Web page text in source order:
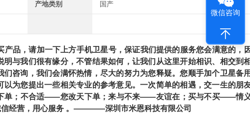
产地类别 国产
，请加一下上方手机卫星号，保证我们提供的服务您会满意的，
与我们很有缘分，不管结果如何，让我们从这里开始相识、相交到
咨询，我们会满怀热情，尽大的努力为您释疑。您顺手加个卫星备
为您提出一些相关专业的参考意见。一次简单的相遇，交一生的朋
单；不合适——您改天下单；来与不来——友谊在；买与不买——情
信经营，用心服务 。————深圳市米恩科技有限公司
微信咨询